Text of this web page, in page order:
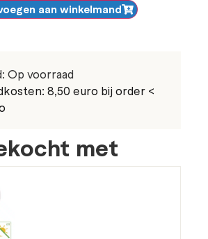
aan winkelmand
Op voorraad
8,50 euro bij order <
met